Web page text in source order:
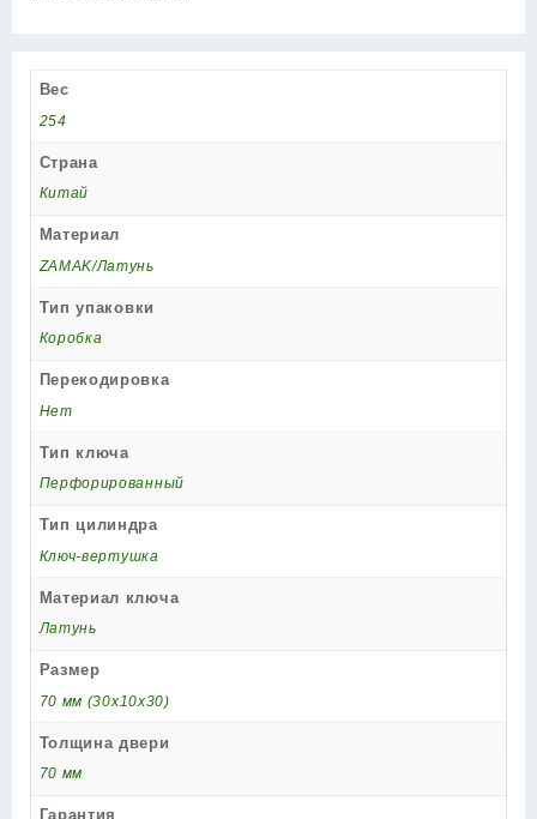
Вес
254
Страна
Китай
Материал
ZAMAK/Латунь
Тип упаковки
Коробка
Перекодировка
Нет
Тип ключа
Перфорированный
Тип цилиндра
Ключ-вертушка
Материал ключа
Латунь
Размер
70 мм (30x10x30)
Толщина двери
70 мм
Гарантия